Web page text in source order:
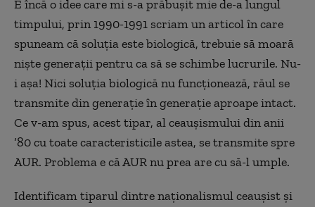
E încă o idee care mi s-a prăbușit mie de-a lungul
timpului, prin 1990-1991 scriam un articol în care
spuneam că soluția este biologică, trebuie să moară
niște generații pentru ca să se schimbe lucrurile. Nu-
i așa! Nici soluția biologică nu funcționează, răul se
transmite din generație în generație aproape intact.
Ce v-am spus, acest tipar, al ceaușismului din anii
’80 cu toate caracteristicile astea, se transmite spre
AUR. Problema e că AUR nu prea are cu să-l umple.
Identificam tiparul dintre naționalismul ceaușist și